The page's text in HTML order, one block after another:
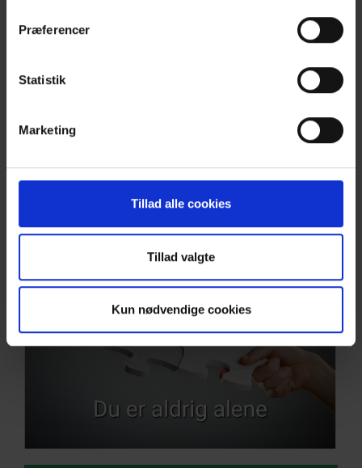
Præferencer
Statistik
Marketing
Tillad alle cookies
Tillad valgte
Kun nødvendige cookies
Ansøg om medlemskab